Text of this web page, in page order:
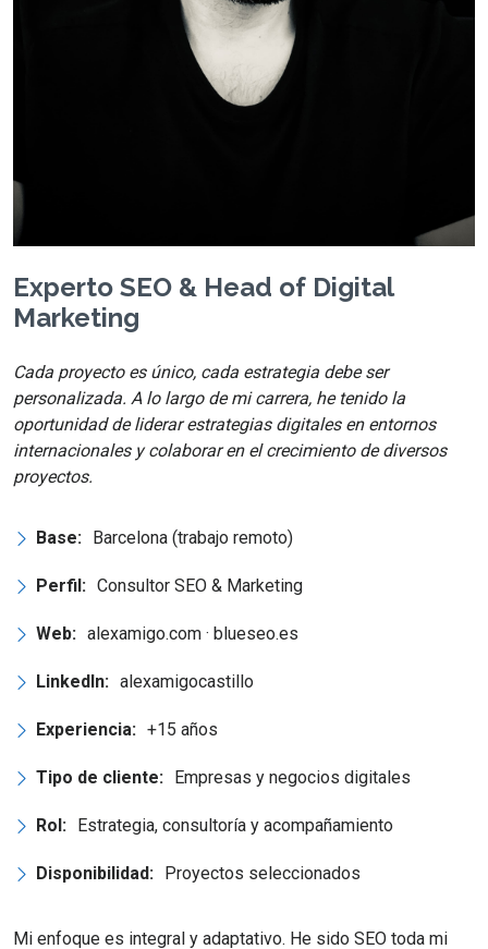
Experto SEO & Head of Digital
Marketing
Cada proyecto es único, cada estrategia debe ser
personalizada. A lo largo de mi carrera, he tenido la
oportunidad de liderar estrategias digitales en entornos
internacionales y colaborar en el crecimiento de diversos
proyectos.
Base: Barcelona (trabajo remoto)
Perfil: Consultor SEO & Marketing
Web: alexamigo.com · blueseo.es
LinkedIn: alexamigocastillo
Experiencia: +15 años
Tipo de cliente: Empresas y negocios digitales
Rol: Estrategia, consultoría y acompañamiento
Disponibilidad: Proyectos seleccionados
Mi enfoque es integral y adaptativo. He sido SEO toda mi